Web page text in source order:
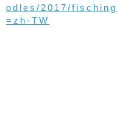
odles/2017/
=zh-TW